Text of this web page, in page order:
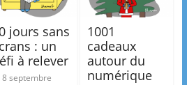
jours sans
: un
à relever
8 septembre
1001
cadeaux
autour du
numérique